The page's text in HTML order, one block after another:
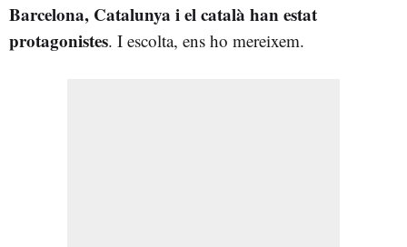
Barcelona, Catalunya i el català han estat
protagonistes. I escolta, ens ho mereixem.